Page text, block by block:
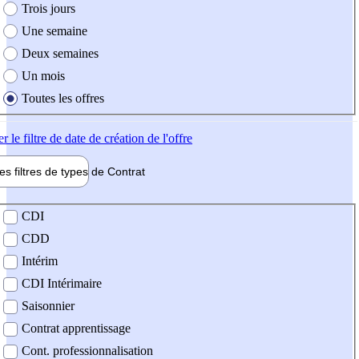
Trois jours
Une semaine
Deux semaines
Un mois
Toutes les offres
le filtre de date de création de l'offre
filtres de types de Contrat
contrat
CDI
CDD
Intérim
CDI Intérimaire
Saisonnier
Contrat apprentissage
Cont. professionnalisation